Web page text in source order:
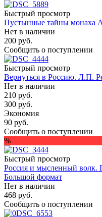
Быстрый просмотр
Пустынные тайны монаха
Нет в наличии
200 руб.
Сообщить о поступлении
Быстрый просмотр
Вернуться в Россию. Л.П.
Нет в наличии
210 руб.
300 руб.
Экономия
90 руб.
Сообщить о поступлении
%
Быстрый просмотр
Россия и мысленный волк.
Большой формат
Нет в наличии
468 руб.
Сообщить о поступлении